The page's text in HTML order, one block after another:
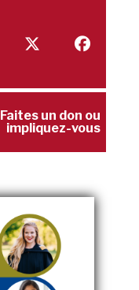
Faites un don ou
impliquez-vous